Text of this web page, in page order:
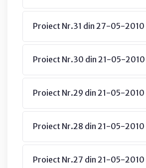
Proiect Nr.31 din 27-05-2010
Proiect Nr.30 din 21-05-2010
Proiect Nr.29 din 21-05-2010
Proiect Nr.28 din 21-05-2010
Proiect Nr.27 din 21-05-2010